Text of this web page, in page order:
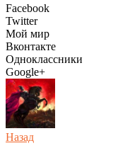
Facebook
Twitter
Мой мир
Вконтакте
Одноклассники
Google+
Назад